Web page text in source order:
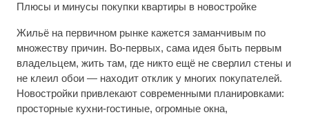
Плюсы и минусы покупки квартиры в новостройке
Жильё на первичном рынке кажется заманчивым по
множеству причин. Во-первых, сама идея быть первым
владельцем, жить там, где никто ещё не сверлил стены и
не клеил обои — находит отклик у многих покупателей.
Новостройки привлекают современными планировками:
просторные кухни-гостиные, огромные окна,